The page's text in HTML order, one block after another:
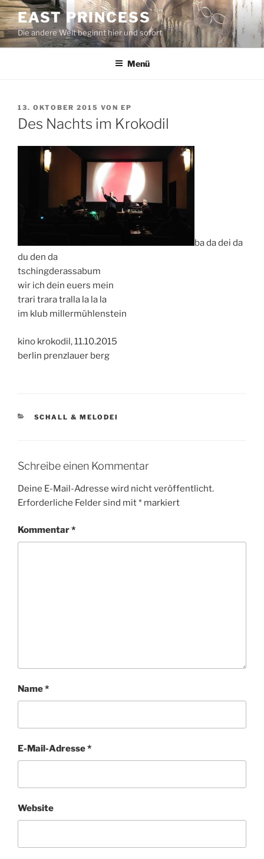
Zum
Inhalt
springen
EAST PRINCESS
Die andere Welt beginnt hier und sofort
Menü
VERÖFFENTLICHT
AM
13. OKTOBER 2015 VON EP
Des Nachts im Krokodil
ba da dei da
du den da
tschingderassabum
wir ich dein euers mein
trari trara tralla la la la
im klub millermühlenstein
kino krokodil, 11.10.2015
berlin prenzlauer berg
KATEGORIEN
SCHALL & MELODEI
Schreibe einen Kommentar
Deine E-Mail-Adresse wird nicht veröffentlicht.
Erforderliche Felder sind mit* markiert
Kommentar*
Name*
E-Mail-Adresse*
Website